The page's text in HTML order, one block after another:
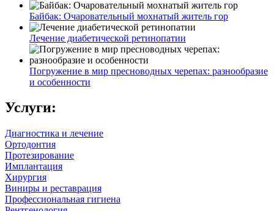
Байбак: Очаровательный мохнатый житель гор
Лечение диабетической ретинопатии
Погружение в мир пресноводных черепах: разнообразие
и особенности
Услуги:
Диагностика и лечение
Ортодонтия
Протезирование
Имплантация
Хирургия
Виниры и реставрация
Профессиональная гигиена